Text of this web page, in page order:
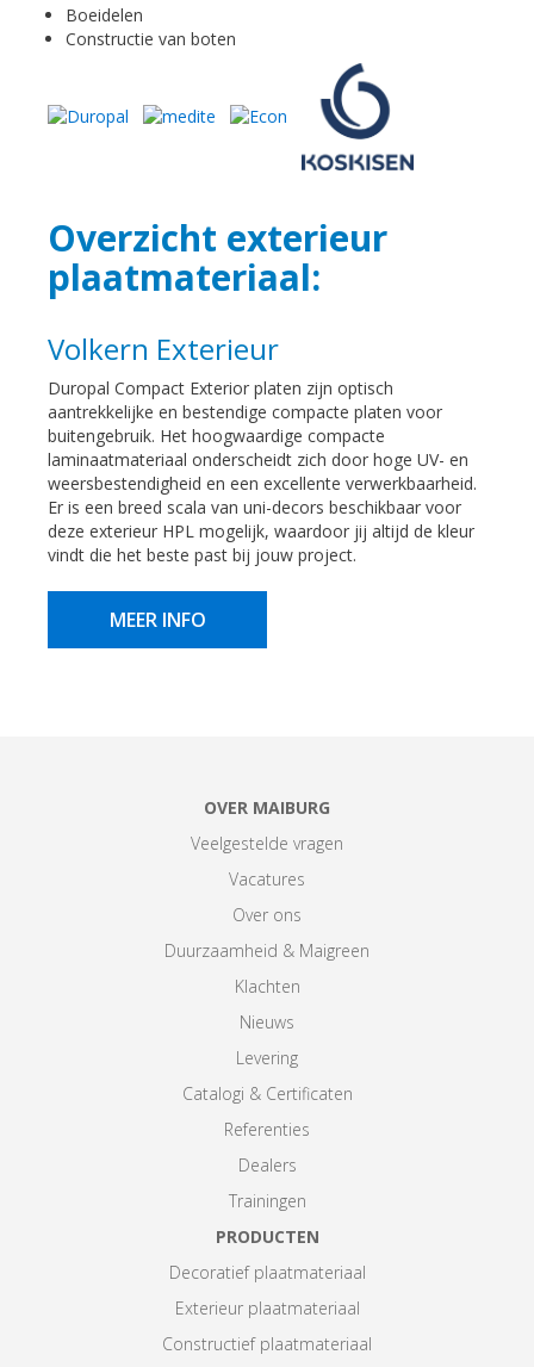
Boeidelen
Constructie van boten
Overzicht exterieur
plaatmateriaal:
Volkern Exterieur
Duropal Compact Exterior platen zijn optisch
aantrekkelijke en bestendige compacte platen voor
buitengebruik. Het hoogwaardige compacte
laminaatmateriaal onderscheidt zich door hoge UV- en
weersbestendigheid en een excellente verwerkbaarheid.
Er is een breed scala van uni-decors beschikbaar voor
deze exterieur HPL mogelijk, waardoor jij altijd de kleur
vindt die het beste past bij jouw project.
MEER INFO
OVER MAIBURG
Veelgestelde vragen
Vacatures
Over ons
Duurzaamheid & Maigreen
Klachten
Nieuws
Levering
Catalogi & Certificaten
Referenties
Dealers
Trainingen
PRODUCTEN
Decoratief plaatmateriaal
Exterieur plaatmateriaal
Constructief plaatmateriaal